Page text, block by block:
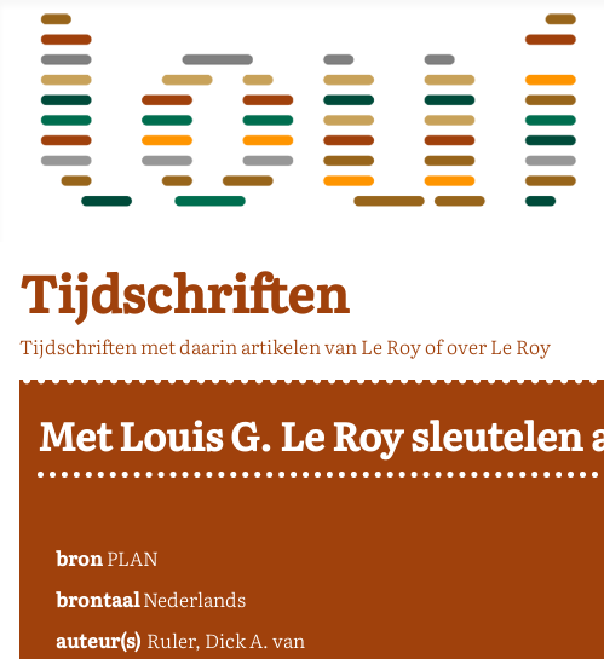
Tijdschriften
Tijdschriften met daarin artikelen van Le Roy of over Le Roy
Met Louis G. Le Roy
bronPLAN
brontaalNederlands
auteur(s) Ruler, Dick A. van